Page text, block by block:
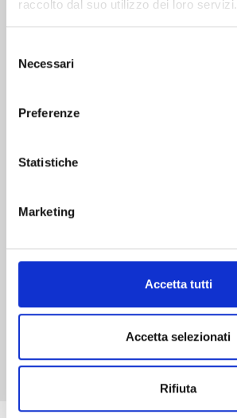
raccolto dal suo utilizzo dei loro servizi.
delNecessari
Preferenze
Statistiche
Marketing
Accetta tutti
Accetta selezionati
Rifiuta
Mostra tutto